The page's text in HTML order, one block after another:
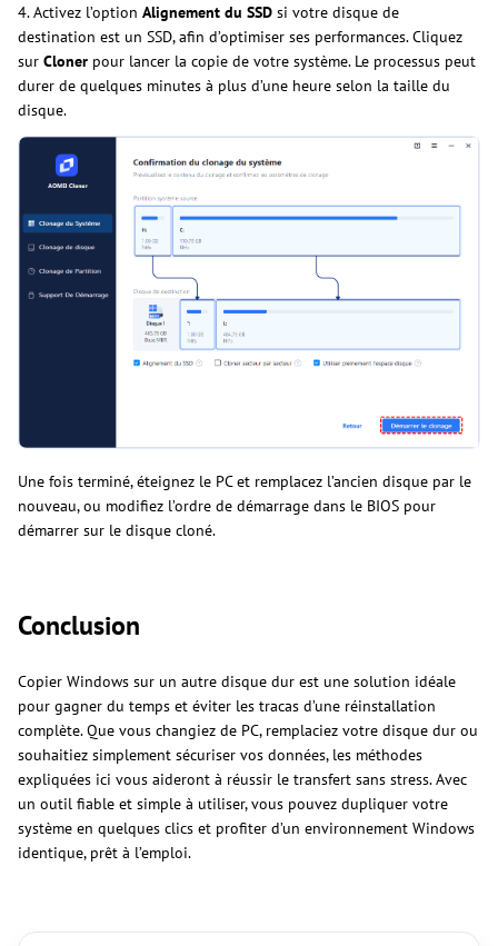
4. Activez l’option Alignement du SSD si votre disque de
destination est un SSD, afin d’optimiser ses performances. Cliquez
sur Cloner pour lancer la copie de votre système. Le processus peut
durer de quelques minutes à plus d’une heure selon la taille du
disque.
Une fois terminé, éteignez le PC et remplacez l’ancien disque par le
nouveau, ou modifiez l’ordre de démarrage dans le BIOS pour
démarrer sur le disque cloné.
Conclusion
Copier Windows sur un autre disque dur est une solution idéale
pour gagner du temps et éviter les tracas d’une réinstallation
complète. Que vous changiez de PC, remplaciez votre disque dur ou
souhaitiez simplement sécuriser vos données, les méthodes
expliquées ici vous aideront à réussir le transfert sans stress. Avec
un outil fiable et simple à utiliser, vous pouvez dupliquer votre
système en quelques clics et profiter d’un environnement Windows
identique, prêt à l’emploi.